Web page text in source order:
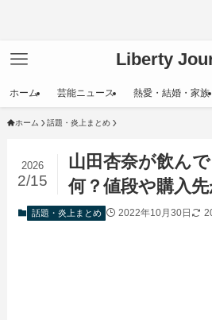
Liberty
ホーム 芸能ニュース 熱愛・結婚・家族
ホーム 話題・炎上まとめ
山田杏奈が飲ん
何？値段や購入先
2026
2/15
話題・炎上まとめ 2022年10月30日